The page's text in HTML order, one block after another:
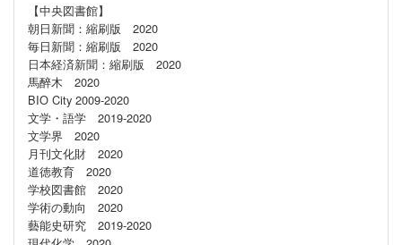
【中央図書館】
朝日新聞：縮刷版 2020
毎日新聞：縮刷版 2020
日本経済新聞：縮刷版 2020
馬醉木 2020
BIO City 2009-2020
文学・語学 2019-2020
文学界 2020
月刊文化財 2020
道徳教育 2020
学校図書館 2020
学術の動向 2020
藝能史研究 2019-2020